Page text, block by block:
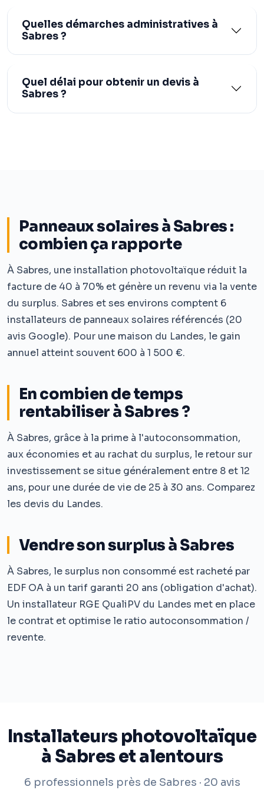
Panneaux solaires à Sabres :
combien ça rapporte
À Sabres, une installation photovoltaïque réduit la
facture de 40 à 70% et génère un revenu via la vente
du surplus. Sabres et ses environs comptent 6
installateurs de panneaux solaires référencés (20
avis Google). Pour une maison du Landes, le gain
annuel atteint souvent 600 à 1 500 €.
En combien de temps
rentabiliser à Sabres ?
À Sabres, grâce à la prime à l'autoconsommation,
aux économies et au rachat du surplus, le retour sur
investissement se situe généralement entre 8 et 12
ans, pour une durée de vie de 25 à 30 ans. Comparez
les devis du Landes.
Vendre son surplus à Sabres
À Sabres, le surplus non consommé est racheté par
EDF OA à un tarif garanti 20 ans (obligation d'achat).
Un installateur RGE QualiPV du Landes met en place
le contrat et optimise le ratio autoconsommation /
revente.
Installateurs photovoltaïque
à Sabres et alentours
6 professionnels près de Sabres · 20 avis
Quelles démarches administratives à
Sabres ?
Quel délai pour obtenir un devis à
Sabres ?